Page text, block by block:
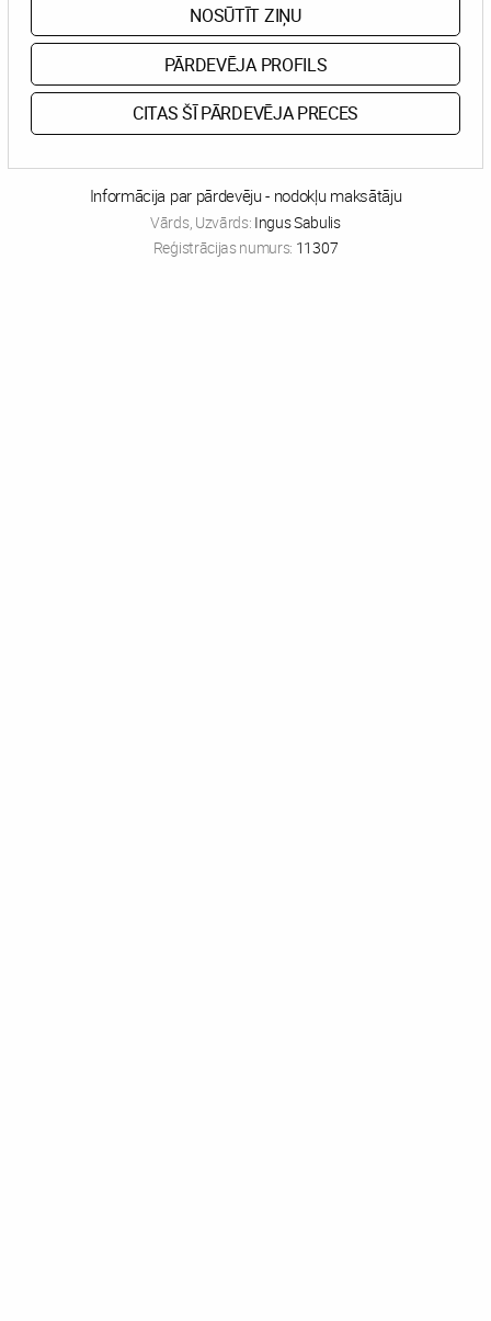
NOSŪTĪT ZIŅU
PĀRDEVĒJA PROFILS
CITAS ŠĪ PĀRDEVĒJA PRECES
Informācija par pārdevēju - nodokļu maksātāju
Vārds, Uzvārds: Ingus Sabulis
Reģistrācijas numurs: 11307